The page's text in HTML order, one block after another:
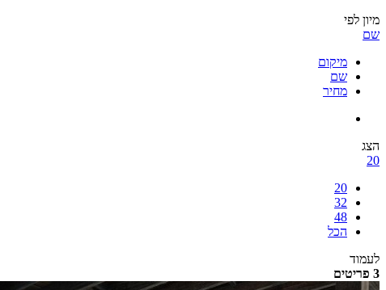
מיון לפי
שם
מיקום
שם
מחיר
הצג
20
20
32
48
הכל
לעמוד
3 פריטים